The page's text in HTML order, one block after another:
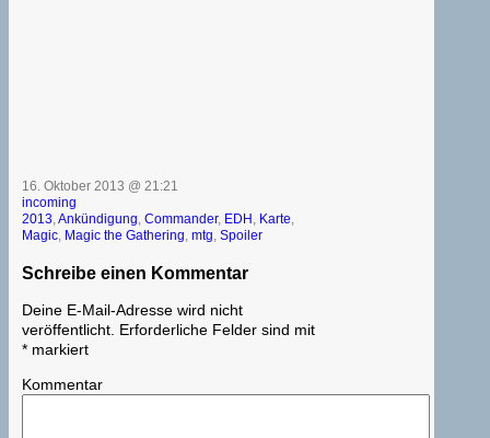
16. Oktober 2013 @ 21:21
incoming
2013,Ankündigung, Commander, EDH , Karte,
Magic, Magic the Gathering, mtg, Spoiler
Schreibe einen Kommentar
Deine E-Mail-Adresse wird nicht
veröffentlicht. Erforderliche Felder sind mit
*markiert
Kommentar